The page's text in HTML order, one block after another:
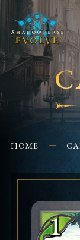
Q&A
EVENT
HOME